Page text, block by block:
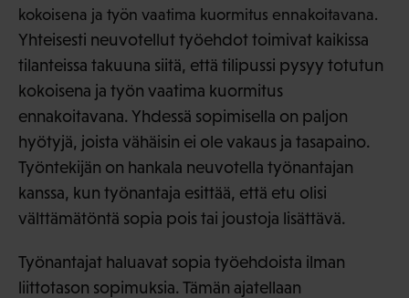
kokoisena ja työn vaatima kuormitus ennakoitavana.
Yhteisesti neuvotellut työehdot toimivat kaikissa
tilanteissa takuuna siitä, että tilipussi pysyy totutun
kokoisena ja työn vaatima kuormitus
ennakoitavana. Yhdessä sopimisella on paljon
hyötyjä, joista vähäisin ei ole vakaus ja tasapaino.
Työntekijän on hankala neuvotella työnantajan
kanssa, kun työnantaja esittää, että etu olisi
välttämätöntä sopia pois tai joustoja lisättävä.
Työnantajat haluavat sopia työehdoista ilman
liittotason sopimuksia. Tämän ajatellaan